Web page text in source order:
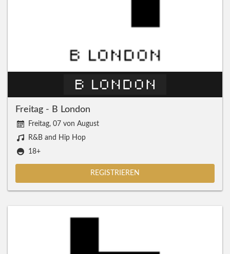
Freitag - B London
Freitag, 07 von August
R&B and Hip Hop
18+
REGISTRIEREN